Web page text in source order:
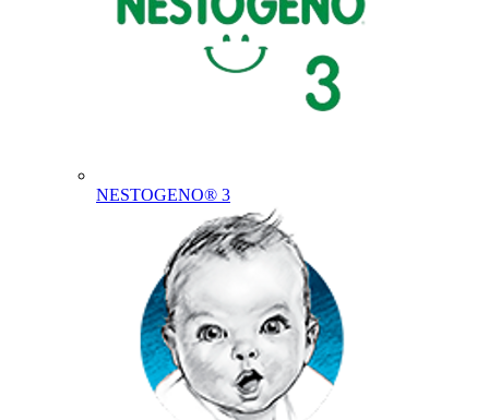
NESTOGENO® 3